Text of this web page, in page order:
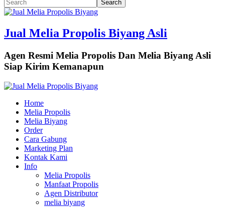
Jual Melia Propolis Biyang Asli
Agen Resmi Melia Propolis Dan Melia Biyang Asli
Siap Kirim Kemanapun
Home
Melia Propolis
Melia Biyang
Order
Cara Gabung
Marketing Plan
Kontak Kami
Info
Melia Propolis
Manfaat Propolis
Agen Distributor
melia biyang